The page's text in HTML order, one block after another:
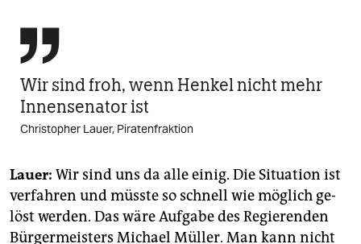

Wir sind froh, wenn Henkel nicht mehr
Innensenator ist
Christopher Lauer, Piratenfraktion
Lauer: Wir sind uns da alle einig. Die Si­tua­ti­on ist
ver­fah­ren und müss­te so schnell wie mög­lich ge­
löst wer­den. Das wäre Auf­ga­be des Re­gie­ren­den
Bür­ger­meis­ters Micha­el Mül­ler. Man kann nicht